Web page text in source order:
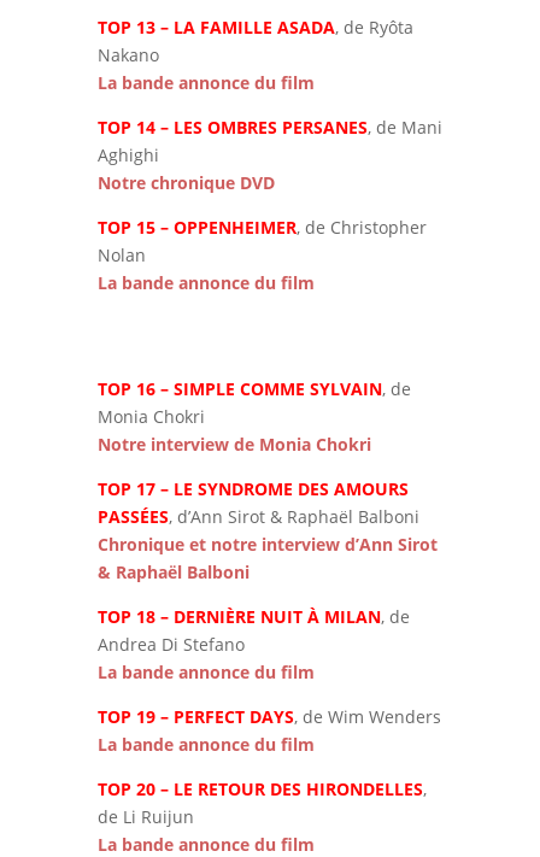
TOP 13 – LA FAMILLE ASADA, de Ryôta
Nakano
La bande annonce du film
TOP 14 – LES OMBRES PERSANES, de Mani
Aghighi
Notre chronique DVD
TOP 15 – OPPENHEIMER, de Christopher
Nolan
La bande annonce du film
TOP 16 – SIMPLE COMME SYLVAIN, de
Monia Chokri
Notre interview de Monia Chokri
TOP 17 – LE SYNDROME DES AMOURS
PASSÉES, d’Ann Sirot & Raphaël Balboni
Chronique et notre interview d’Ann Sirot
& Raphaël Balboni
TOP 18 – DERNIÈRE NUIT À MILAN, de
Andrea Di Stefano
La bande annonce du film
TOP 19 – PERFECT DAYS, de Wim Wenders
La bande annonce du film
TOP 20 – LE RETOUR DES HIRONDELLES,
de Li Ruijun
La bande annonce du film